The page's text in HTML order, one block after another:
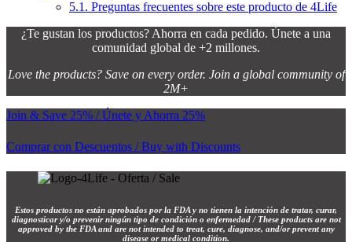
5.1. Preguntas frecuentes sobre este producto de 4Life
¿Te gustan los productos? Ahorra en cada pedido. Únete a una
comunidad global de +2 millones.
Love the products? Save on every order. Join a global community of
2M+
Join & Save 25% / Únete y Ahorra 25%
Comprar con Descuentos / Buy with Discounts
Estos productos no están aprobados por la FDA y no tienen la intención de tratar, curar,
diagnosticar y/o prevenir ningún tipo de condición o enfermedad / These products are not
approved by the FDA and are not intended to treat, cure, diagnose, and/or prevent any
disease or medical condition.